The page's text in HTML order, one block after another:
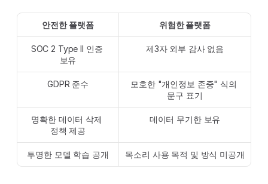
안전한 플랫폼 위험한 플랫폼
SOC 2 Type II 인증
보유
제3자 외부 감사 없음
GDPR 준수
모호한 "개인정보 존중" 식의
문구 표기
명확한 데이터 삭제
정책 제공
데이터 무기한 보유
투명한 모델 학습 공개 목소리 사용 목적 및 방식 미공개